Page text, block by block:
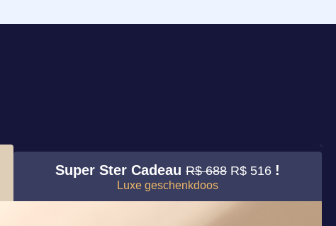
Super Ster CadeauR$ 688 R$ 516 !
Luxe geschenkdoos